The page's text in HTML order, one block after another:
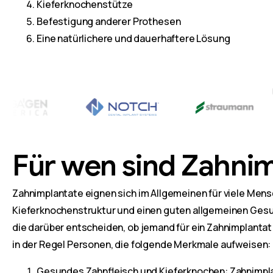
Kieferknochenstütze
Befestigung anderer Prothesen
Eine natürlichere und dauerhaftere Lösung
Für wen sind
Zahnimplantate eignen sich im Allgemeinen für viele
Kieferknochenstruktur und einen guten allgemeinen
die darüber entscheiden, ob jemand für ein
in der Regel Personen, die folgende Merkmale aufweisen: